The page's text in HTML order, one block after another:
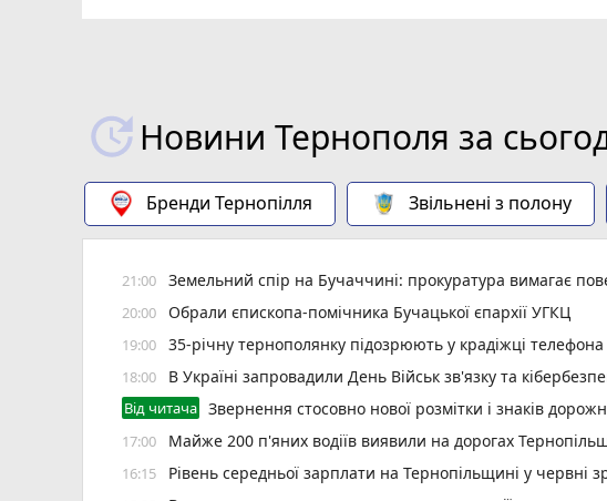
Новини Тернополя за
Бренди Тернопілля Звільнені з полону
21:00 Земельний спір на Бучаччині: прокуратура вимагає
20:00 Обрали єпископа-помічника Бучацької єпархії УГКЦ
19:00 35-річну тернополянку підозрюють у крадіжці
18:00 В Україні запровадили День Військ зв'язку та
Від читача Звернення стосовно нової розмітки і знаків
17:00 Майже 200 п'яних водіїв виявили на дорогах
16:15 Рівень середньої зарплати на Тернопільщині у